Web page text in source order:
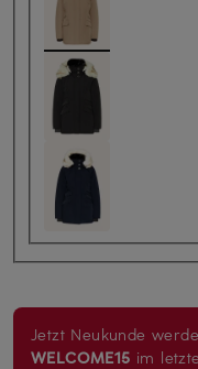
Jetzt Neukunde
WELCOME15 im